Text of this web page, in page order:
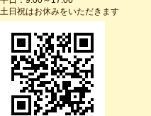
土日祝はお休みをいただきます